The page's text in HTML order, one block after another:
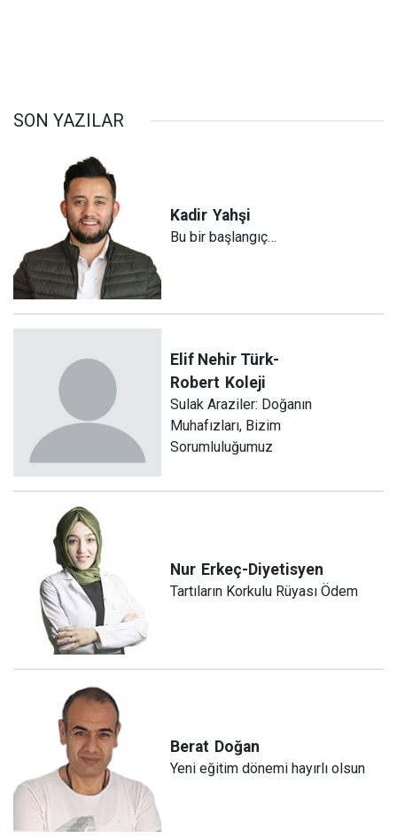
SON YAZILAR
Kadir Yahşi
Bu bir başlangıç…
Elif Nehir Türk-
Robert Koleji
Sulak Araziler: Doğanın
Muhafızları, Bizim
Sorumluluğumuz
Nur Erkeç-Diyetisyen
Tartıların Korkulu Rüyası Ödem
Berat Doğan
Yeni eğitim dönemi hayırlı olsun